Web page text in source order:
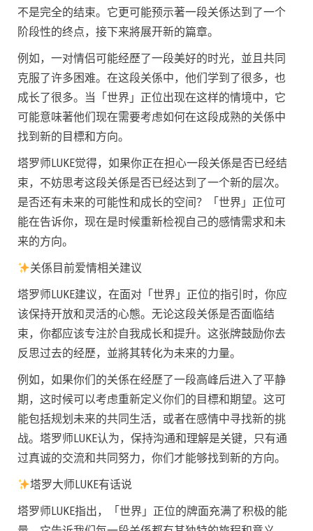
不是完全的结束。它更可能预示著一段关係达到了一个
阶段性的终点，接下来將展开新的篇章。
例如，一对情侣可能经歷了一段美好的时光，並且共同
克服了许多困难。在这段关係中，他们学到了很多，也
成长了很多。当「世界」正位出现在这样的情境中，它
可能意味著他们现在需要考虑如何在这段成熟的关係中
找到新的目標和方向。
塔罗师LUKE觉得，如果你正在担心一段关係是否已经结
束，不妨思考这段关係是否已经达到了一个新的层次。
是否还有未来的可能性和成长的空间？「世界」正位可
能在告诉你，现在是时候重新检视自己的感情需求和未
来的方向。
关係目前爱情相关建议
塔罗师LUKE建议，在面对「世界」正位的指引时，你应
该保持开放和灵活的心態。无论这段关係是否面临结
束，你都应该专注於自我成长和提升。这张牌鼓励你去
反思过去的经歷，並將其转化为未来的力量。
例如，如果你们的关係在经歷了一段高峰后进入了平静
期，这时候可以考虑重新定义你们的目標和期望。这可
能包括规划未来的共同生活，或者在感情中寻找新的挑
战。塔罗师LUKE认为，保持沟通和理解是关键，只有通
过真诚的交流和共同努力，你们才能够找到新的方向。
塔罗大师LUKE有话说
塔罗师LUKE指出，「世界」正位的牌面充满了积极的能